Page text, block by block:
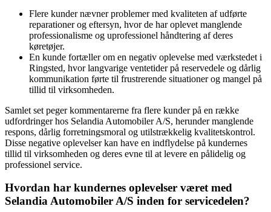
Flere kunder nævner problemer med kvaliteten af udførte
reparationer og eftersyn, hvor de har oplevet manglende
professionalisme og uprofessionel håndtering af deres
køretøjer.
En kunde fortæller om en negativ oplevelse med værkstedet i
Ringsted, hvor langvarige ventetider på reservedele og dårlig
kommunikation førte til frustrerende situationer og mangel på
tillid til virksomheden.
Samlet set peger kommentarerne fra flere kunder på en række
udfordringer hos Selandia Automobiler A/S, herunder manglende
respons, dårlig forretningsmoral og utilstrækkelig kvalitetskontrol.
Disse negative oplevelser kan have en indflydelse på kundernes
tillid til virksomheden og deres evne til at levere en pålidelig og
professionel service.
Hvordan har kundernes oplevelser været med
Selandia Automobiler A/S inden for servicedelen?